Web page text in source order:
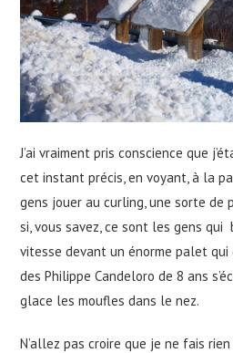
J’ai vraiment pris conscience que
cet instant précis, en voyant, à la
gens jouer au curling, une sorte de
si, vous savez, ce sont les gens
vitesse devant un énorme palet qui
des Philippe Candeloro de 8 ans
glace les moufles dans le nez.
N’allez pas croire que je ne fais